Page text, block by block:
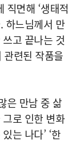
직면해 ‘생태적
하느님께서 만
고 끝나는 것
관련된 작품을
은 만남 중 삶
로 인한 변화
는 나다’ ‘한